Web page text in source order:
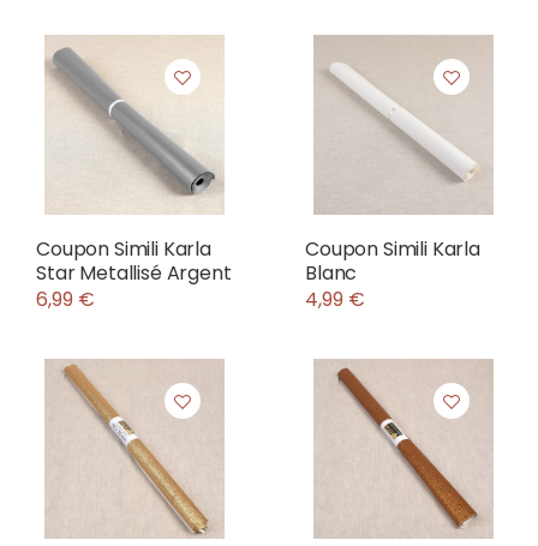
Coupon Simili Karla
Star Metallisé Argent
6,99 €
Coupon Simili Karla
Blanc
4,99 €